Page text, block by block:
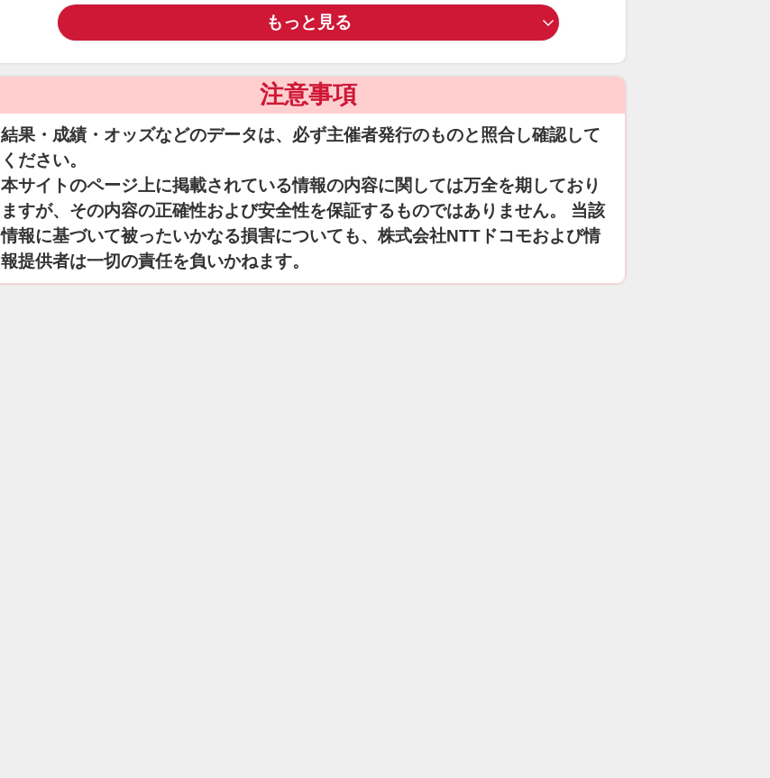
もっと見る
注意事項
結果・成績・オッズなどのデータは、必ず主催者発行のものと照合し確認して
ください。
本サイトのページ上に掲載されている情報の内容に関しては万全を期しており
ますが、その内容の正確性および安全性を保証するものではありません。 当該
情報に基づいて被ったいかなる損害についても、株式会社NTTドコモおよび情
報提供者は一切の責任を負いかねます。